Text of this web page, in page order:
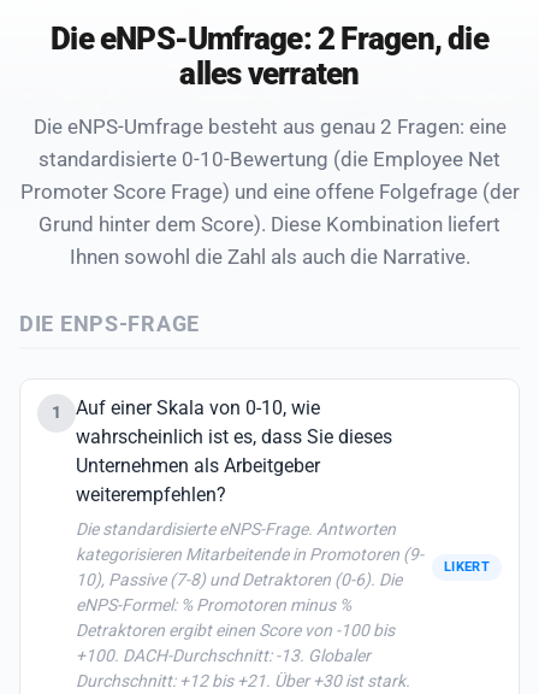
Die eNPS-Umfrage: 2 Fragen, die
alles verraten
Die eNPS-Umfrage besteht aus genau 2 Fragen: eine
standardisierte 0-10-Bewertung (die Employee Net
Promoter Score Frage) und eine offene Folgefrage (der
Grund hinter dem Score). Diese Kombination liefert
Ihnen sowohl die Zahl als auch die Narrative.
DIE ENPS-FRAGE
1
Auf einer Skala von 0-10, wie
wahrscheinlich ist es, dass Sie dieses
Unternehmen als Arbeitgeber
weiterempfehlen?
Die standardisierte eNPS-Frage. Antworten
kategorisieren Mitarbeitende in Promotoren (9-
10), Passive (7-8) und Detraktoren (0-6). Die
eNPS-Formel: % Promotoren minus %
Detraktoren ergibt einen Score von -100 bis
+100. DACH-Durchschnitt: -13. Globaler
Durchschnitt: +12 bis +21. Über +30 ist stark.
LIKERT